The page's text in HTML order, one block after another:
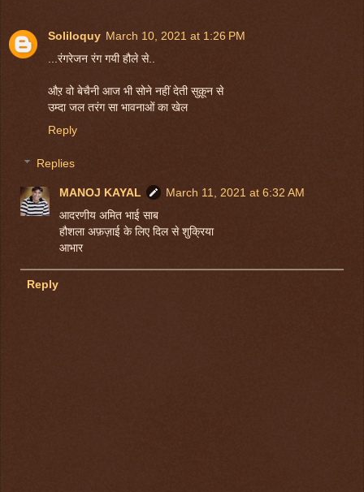
Soliloquy March 10, 2021 at 1:26 PM
...रंगरेजन रंग गयी हौले से..
औऱ वो बेचैनी आज भी सोने नहीं देती सुक़ून से
उम्दा जल तरंग सा भावनाओं का खेल
Reply
Replies
MANOJ KAYAL
March 11, 2021 at 6:32 AM
आदरणीय अमित भाई साब
हौशला अफ़ज़ाई के लिए दिल से शुक्रिया
आभार
Reply